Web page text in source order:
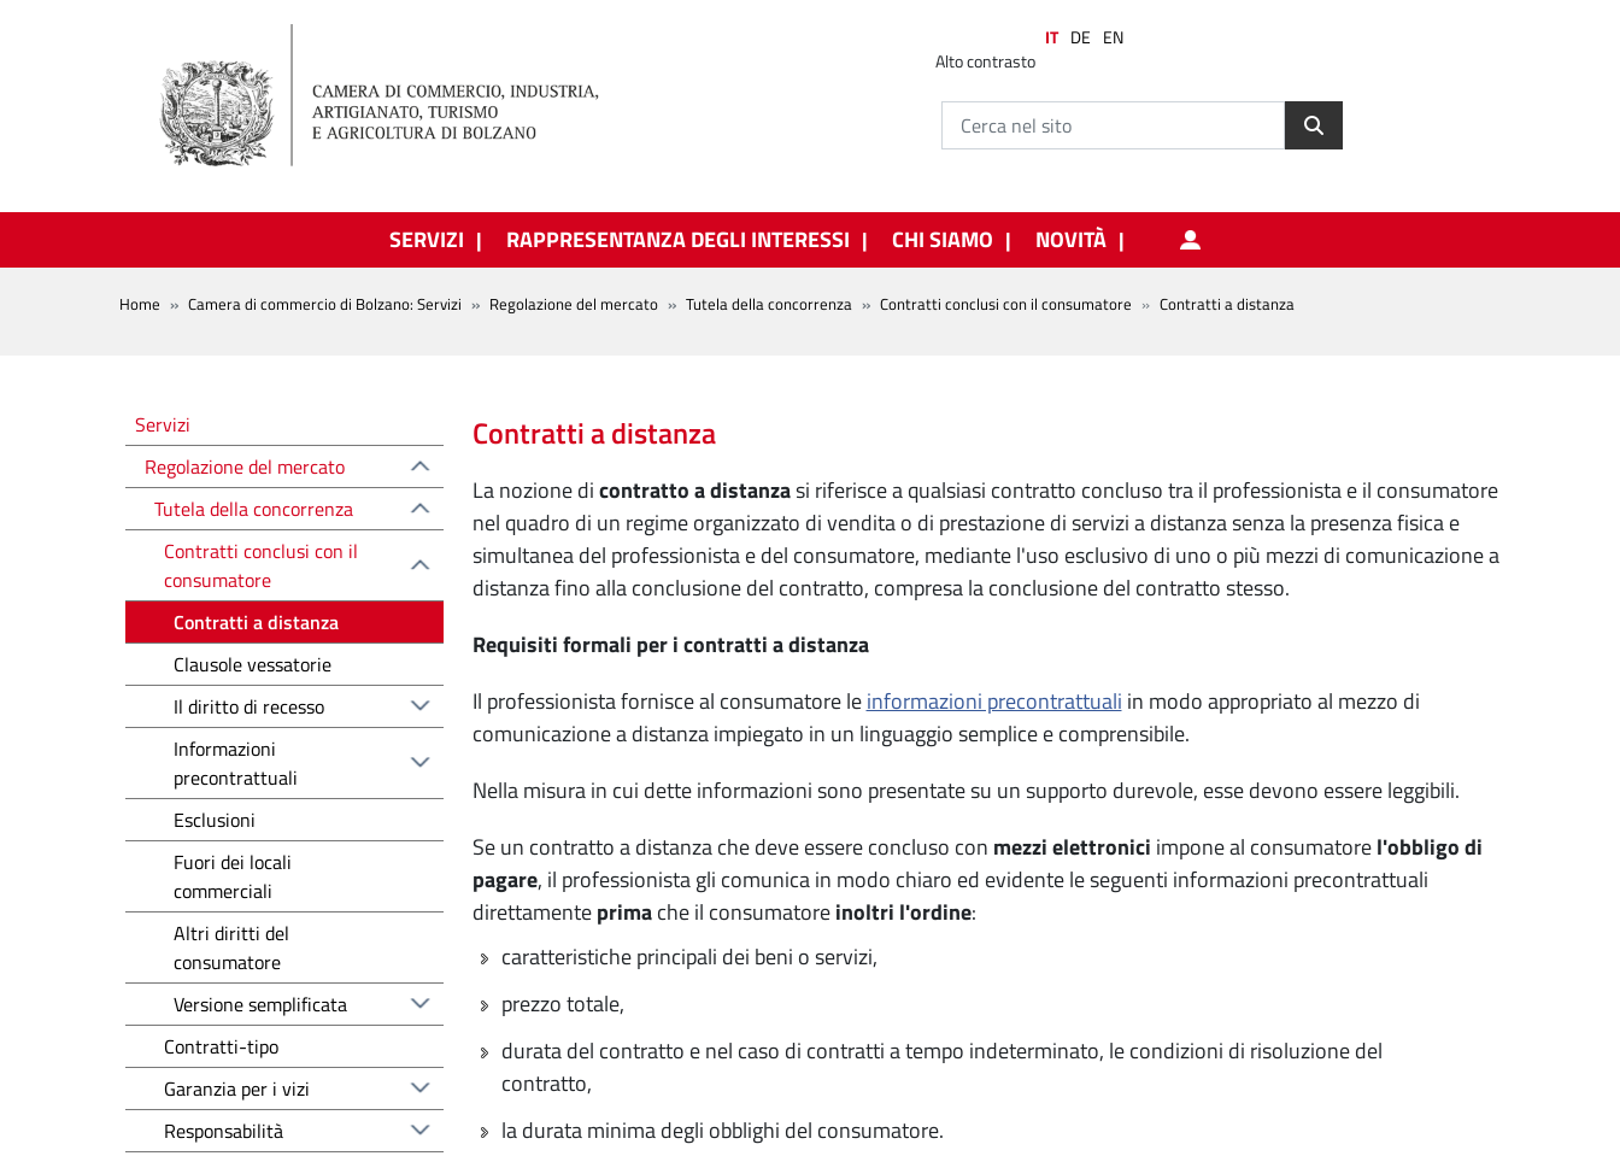
Alto contrasto
IT DE EN
SERVIZI RAPPRESENTANZA DEGLI INTERESSI CHI SIAMO NOVITÀ
BREADCRUMB
Home Camera di commercio di Bolzano: Servizi Regolazione del mercato Tutela della concorrenza Contratti conclusi con il consumatore Contratti a distanza
Contratti a distanza
La nozione dicontratto a distanzasi riferisce a qualsiasi contratto concluso tra il professionista e il consumatore
nel quadro di un regime organizzato di vendita o di prestazione di servizi a distanza senza la presenza fisica e
simultanea del professionista e del consumatore, mediante l'uso esclusivo di uno o più mezzi di comunicazione a
distanza fino alla conclusione del contratto, compresa la conclusione del contratto stesso.
Requisiti formali per i contratti a distanza
Il professionista fornisce al consumatore leinformazioni precontrattuali in modo appropriato al mezzo di
comunicazione a distanza impiegato in un linguaggio semplice e comprensibile.
Nella misura in cui dette informazioni sono presentate su un supporto durevole, esse devono essere leggibili.
Se un contratto a distanza che deve essere concluso con mezzi elettronici impone al consumatorel'obbligo di
pagare, il professionista gli comunica in modo chiaro ed evidente le seguenti informazioni precontrattuali
direttamenteprimache il consumatoreinoltri l'ordine:
caratteristiche principali dei beni o servizi,
prezzo totale,
durata del contratto e nel caso di contratti a tempo indeterminato, le condizioni di risoluzione del
contratto,
la durata minima degli obblighi del consumatore.
Regolazione del mercato
Servizi
Regolazione del mercato
Tutela della concorrenza
Contratti conclusi con il
consumatore
Contratti a distanza
Clausole vessatorie
Il diritto di recesso
Informazioni
precontrattuali
Esclusioni
Fuori dei locali
commerciali
Altri diritti del
consumatore
Versione semplificata
Contratti-tipo
Garanzia per i vizi
Responsabilità